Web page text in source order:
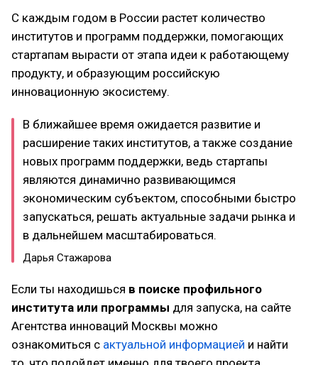
С каждым годом в России растет количество
институтов и программ поддержки, помогающих
стартапам вырасти от этапа идеи к работающему
продукту, и образующим российскую
инновационную экосистему.
В ближайшее время ожидается развитие и
расширение таких институтов, а также создание
новых программ поддержки, ведь стартапы
являются динамично развивающимся
экономическим субъектом, способными быстро
запускаться, решать актуальные задачи рынка и
в дальнейшем масштабироваться.
Дарья Стажарова
Если ты находишься в поиске профильного
института или программы для запуска, на сайте
Агентства инноваций Москвы можно
ознакомиться с актуальной информацией и найти